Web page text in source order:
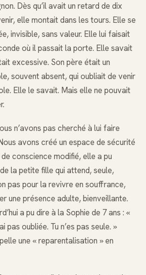
Dès qu’il avait un retard de dix
elle montait dans les tours. Elle se
invisible, sans valeur. Elle lui faisait
où il passait la porte. Elle savait
excessive. Son père était un
souvent absent, qui oubliait de venir
Elle le savait. Mais elle ne pouvait
n’avons pas cherché à lui faire
avons créé un espace de sécurité
conscience modifié, elle a pu
la petite fille qui attend, seule,
pas pour la revivre en souffrance,
une présence adulte, bienveillante.
a pu dire à la Sophie de 7 ans : «
pas oubliée. Tu n’es pas seule. »
une « reparentalisation » en